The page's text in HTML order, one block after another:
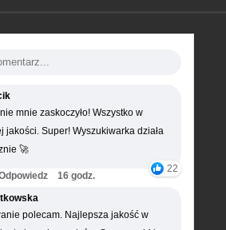
mnie zaskoczyło! Wszystko w
jakości. Super! Wyszukiwarka działa
🚀
22
16 godz.
polecam. Najlepsza jakość w